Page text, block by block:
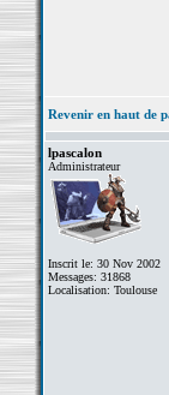
Revenir en haut de
lpascalon
Administrateur
Inscrit le: 30 Nov 2002
Messages: 31868
Localisation: Toulouse